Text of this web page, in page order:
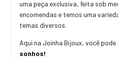
uma peça exclusiva, feita sob
encomendas e temos uma
temas diversos.
Aqui na Joinha Bijoux, você pode
sonhos!